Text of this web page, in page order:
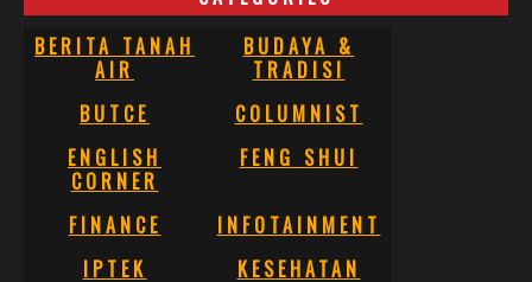
BERITA TANAH
AIR
BUDAYA &
TRADISI
BUTCE
COLUMNIST
ENGLISH
CORNER
FENG SHUI
FINANCE
INFOTAINMENT
IPTEK
KESEHATAN